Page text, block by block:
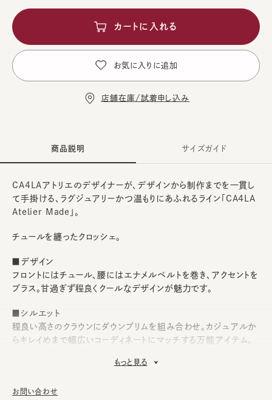
カートに入れる
お気に入りに追加
店舗在庫/試着申し込み
商品説明
CA4LAアトリエのデザイナーが、デザインから制作までを一貫し
て手掛ける、ラグジュアリーかつ温もりにあふれるライン「CA4LA
Atelier Made」。
チュールを纏ったクロッシェ。
■デザイン
フロントにはチュール、腰にはエナメルベルトを巻き、アクセントを
プラス。甘過ぎず程良くクールなデザインが魅力です。
■シルエット
程良い高さのクラウンにダウンブリムを組み合わせ。カジュアルか
らキレイめまで幅広いコーディネートにマッチする万能アイテム。
がありながらも上品さも醸し出します。
もっと見る
サイズガイド
お問い合わせ